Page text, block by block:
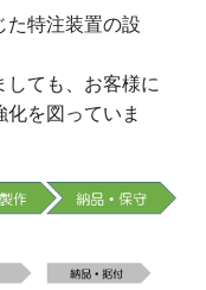
た特注装置の設
しても、お客様に
を図っていま